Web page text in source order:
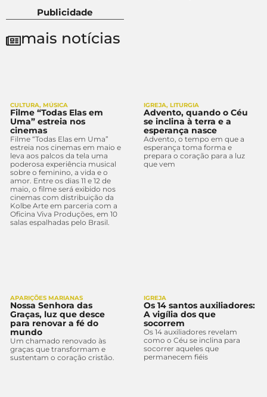
Publicidade
mais notícias
CULTURA, MÚSICA
Filme “Todas Elas em
Uma” estreia nos
cinemas
Filme “Todas Elas em Uma”
estreia nos cinemas em maio e
leva aos palcos da tela uma
poderosa experiência musical
sobre o feminino, a vida e o
amor. Entre os dias 11 e 12 de
maio, o filme será exibido nos
cinemas com distribuição da
Kolbe Arte em parceria com a
Oficina Viva Produções, em 10
salas espalhadas pelo Brasil.
IGREJA, LITURGIA
Advento, quando o Céu
se inclina à terra e a
esperança nasce
Advento, o tempo em que a
esperança toma forma e
prepara o coração para a luz
que vem
APARIÇÕES MARIANAS
Nossa Senhora das
Graças, luz que desce
para renovar a fé do
mundo
Um chamado renovado às
graças que transformam e
sustentam o coração cristão.
IGREJA
Os 14 santos auxiliadores:
A vigília dos que
socorrem
Os 14 auxiliadores revelam
como o Céu se inclina para
socorrer aqueles que
permanecem fiéis